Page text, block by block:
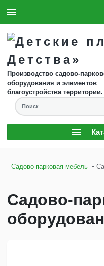
Производство садово-
оборудования и элементов
благоустройства территории.
Садово-парковая мебель -
Садово-